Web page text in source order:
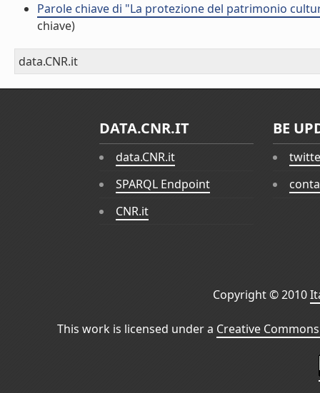
Parole chiave di "La protezione del patrimonio
chiave)
data.CNR.it
DATA.CNR.IT
data.CNR.it
SPARQL Endpoint
CNR.it
BE
Copyright © 2010
This work is licensed under a Creative